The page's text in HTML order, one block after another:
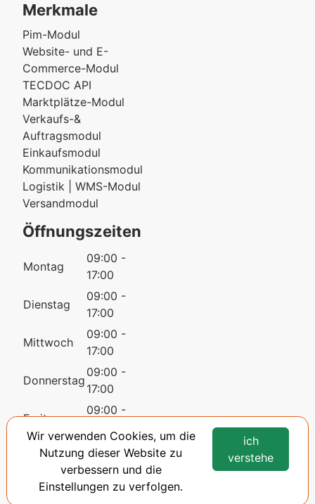
Merkmale
Pim-Modul
Website- und E-
Commerce-Modul
TECDOC API
Marktplätze-Modul
Verkaufs-&
Auftragsmodul
Einkaufsmodul
Kommunikationsmodul
Logistik | WMS-Modul
Versandmodul
Öffnungszeiten
Montag
09:00 -
17:00
Dienstag
09:00 -
17:00
Mittwoch
09:00 -
17:00
Donnerstag
09:00 -
17:00
Freitag
09:00 -
Samstag
09:00 -
17:00
Sonntag
09:00 -
Wir verwenden Cookies, um die
Nutzung dieser Website zu
verbessern und die
Einstellungen zu verfolgen.
ich
verstehe